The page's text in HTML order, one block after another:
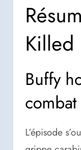
Killed
Buffy
combat
L’épisode